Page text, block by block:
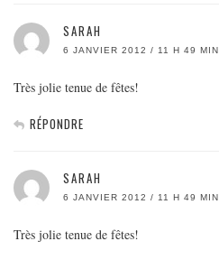
SARAH
6 JANVIER 2012 / 11 H 49 MIN
Très jolie tenue de fêtes!
RÉPONDRE
SARAH
6 JANVIER 2012 / 11 H 49 MIN
Très jolie tenue de fêtes!